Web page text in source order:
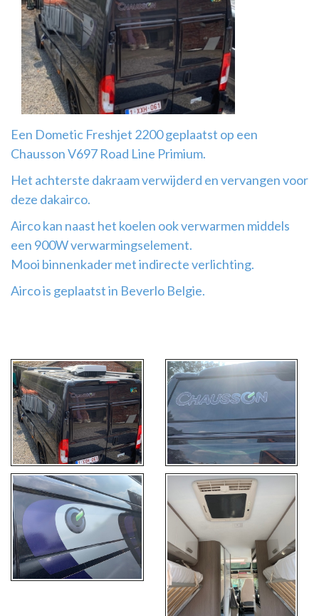
Airco
montage
Een Dometic Freshjet 2200 geplaatst op een
Chausson V697 Road Line Primium.
Het achterste dakraam verwijderd en vervangen voor
deze dakairco.
Airco kan naast het koelen ook verwarmen middels
een 900W verwarmingselement.
Mooi binnenkader met indirecte verlichting.
Airco is geplaatst in Beverlo Belgie.